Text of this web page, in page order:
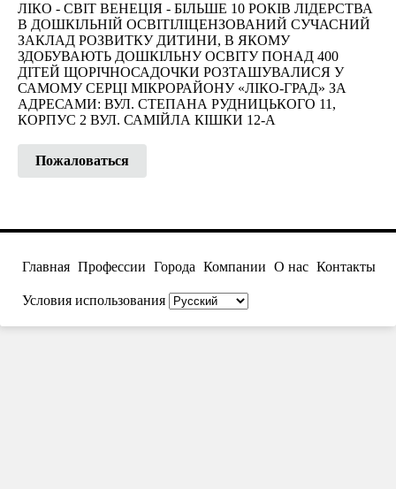
ЛІКО - СВІТ ВЕНЕЦІЯ - БІЛЬШЕ 10 РОКІВ ЛІДЕРСТВА
В ДОШКІЛЬНІЙ ОСВІТІЛІЦЕНЗОВАНИЙ СУЧАСНИЙ
ЗАКЛАД РОЗВИТКУ ДИТИНИ, В ЯКОМУ
ЗДОБУВАЮТЬ ДОШКІЛЬНУ ОСВІТУ ПОНАД 400
ДІТЕЙ ЩОРІЧНОСАДОЧКИ РОЗТАШУВАЛИСЯ У
САМОМУ СЕРЦІ МІКРОРАЙОНУ «ЛІКО-ГРАД» ЗА
АДРЕСАМИ: ВУЛ. СТЕПАНА РУДНИЦЬКОГО 11,
КОРПУС 2 ВУЛ. САМІЙЛА КІШКИ 12-А
Пожаловаться
Главная Профессии Города Компании О нас Контакты
Условия использования